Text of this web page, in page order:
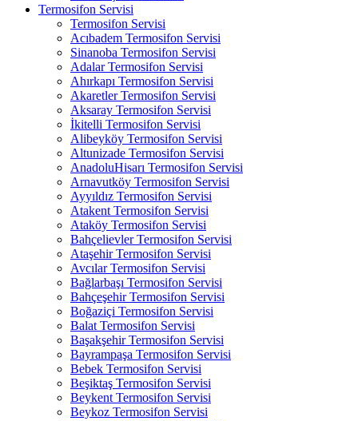
Termosifon Servisi
Termosifon Servisi
Acıbadem Termosifon Servisi
Sinanoba Termosifon Servisi
Adalar Termosifon Servisi
Ahırkapı Termosifon Servisi
Akaretler Termosifon Servisi
Aksaray Termosifon Servisi
İkitelli Termosifon Servisi
Alibeyköy Termosifon Servisi
Altunizade Termosifon Servisi
AnadoluHisarı Termosifon Servisi
Arnavutköy Termosifon Servisi
Ayyıldız Termosifon Servisi
Atakent Termosifon Servisi
Ataköy Termosifon Servisi
Bahçelievler Termosifon Servisi
Ataşehir Termosifon Servisi
Avcılar Termosifon Servisi
Bağlarbaşı Termosifon Servisi
Bahçeşehir Termosifon Servisi
Boğaziçi Termosifon Servisi
Balat Termosifon Servisi
Başakşehir Termosifon Servisi
Bayrampaşa Termosifon Servisi
Bebek Termosifon Servisi
Beşiktaş Termosifon Servisi
Beykent Termosifon Servisi
Beykoz Termosifon Servisi